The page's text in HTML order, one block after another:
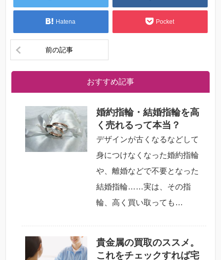
Hatena Pocket
前の記事
おすすめ記事
婚約指輪・結婚指輪を高
く売れるって本当？
デザインが古くなるなどして
身につけなくなった婚約指輪
や、離婚などで不要となった
結婚指輪……実は、その指
輪、高く買い取っても…
貴金属の買取のススメ。
これをチェックすれば宅